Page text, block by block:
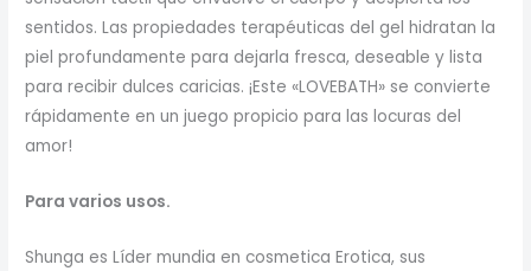
sentidos. Las propiedades terapéuticas del gel hidratan la
piel profundamente para dejarla fresca, deseable y lista
para recibir dulces caricias. ¡Este «LOVEBATH» se convierte
rápidamente en un juego propicio para las locuras del
amor!
Para varios usos.
Shunga es Líder mundia en cosmetica Erotica, sus